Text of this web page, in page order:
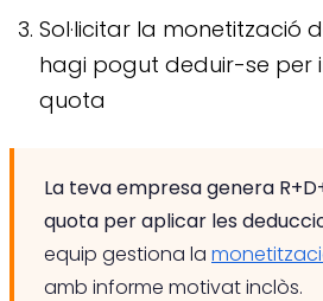
Sol·licitar la monetització
hagi pogut deduir-se per
quota
La teva empresa genera
quota per aplicar les
equip gestiona la
amb informe motivat inclòs.